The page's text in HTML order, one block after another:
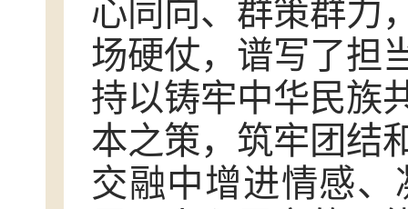
心同向、群策群力
场硬仗，谱写了担
持以铸牢中华民族
本之策，筑牢团结
交融中增进情感